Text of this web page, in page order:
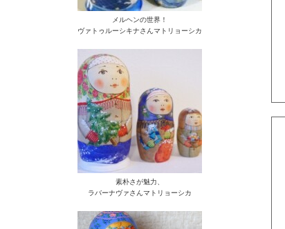
メルヘンの世界！
ヴァトゥルーシキナさんマトリョーシカ
素朴さが魅力、
ラバーナヴァさんマトリョーシカ